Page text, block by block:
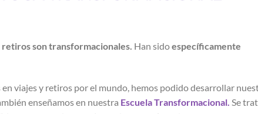
son transformacionales. Han sidoespecíficamente
viajes y retiros por el mundo, hemos podido desarrollar
enseñamos en nuestra Escuela Transformacional. Se